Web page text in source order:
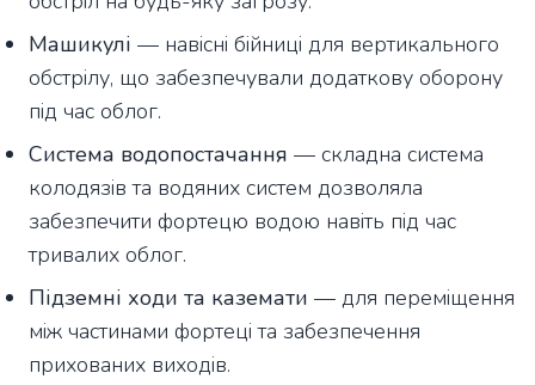
Машикулі — навісні бійниці для вертикального
обстрілу, що забезпечували додаткову оборону
під час облог.
Система водопостачання — складна система
колодязів та водяних систем дозволяла
забезпечити фортецю водою навіть під час
тривалих облог.
Підземні ходи та каземати — для переміщення
між частинами фортеці та забезпечення
прихованих виходів.